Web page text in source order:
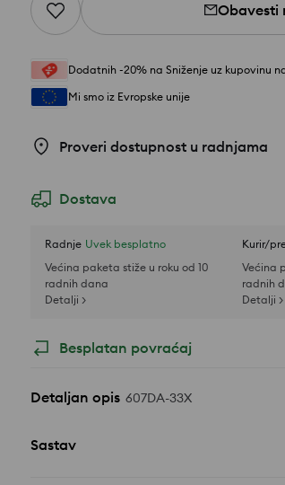
Obavesti
Dodatnih -20% na Sniženje uz kupovinu
Mi smo iz Evropske unije
Proveri dostupnost u radnjama
Dostava
Radnje Uvek besplatno
Većina paketa stiže u roku od 10
radnih dana
Detalji >
Kurir/
Većina
radnih
Detalji >
Besplatan povraćaj
Detaljan opis 607DA-33X
Sastav